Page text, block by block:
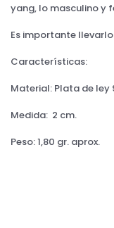
yang, lo masculino y
Es importante
Características:
Material: Plata de ley
Medida: 2 cm.
Peso: 1,80 gr. aprox.